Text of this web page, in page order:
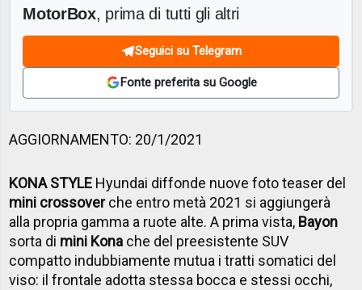
MotorBox, prima di tutti gli altri
Seguici su Telegram
Fonte preferita su Google
AGGIORNAMENTO: 20/1/2021
KONA STYLE Hyundai diffonde nuove foto teaser del
mini crossoverche entro metà 2021 si aggiungerà
alla propria gamma a ruote alte. A prima vista, Bayon
sorta di mini Kona che del preesistente SUV
compatto indubbiamente mutua i tratti somatici del
viso: il frontale adotta stessa bocca e stessi occhi,